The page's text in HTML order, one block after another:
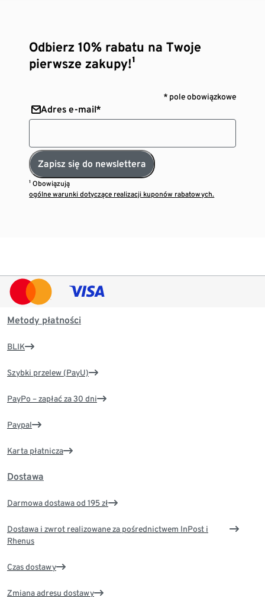
Odbierz 10% rabatu na Twoje
pierwsze zakupy!¹
* pole obowiązkowe
Adres e-mail*
Zapisz się do newslettera
¹ Obowiązują
ogólne warunki dotyczące realizacji kuponów rabatowych.
Metody płatności
BLIK
Szybki przelew (PayU)
PayPo – zapłać za 30 dni
Paypal
Karta płatnicza
Dostawa
Darmowa dostawa od 195 zł
Dostawa i zwrot realizowane za pośrednictwem InPost i
Rhenus
Czas dostawy
Zmiana adresu dostawy